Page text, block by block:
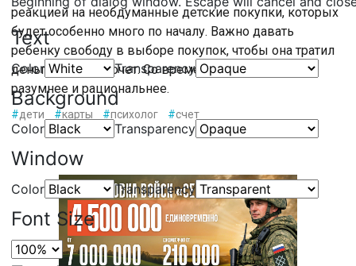
Text
Color Transparency
Background
Color Transparency
Window
Color Transparency
Font Size
реакцией на необдуманные детские покупки, которых
будет особенно много по началу. Важно давать
ребенку свободу в выборе покупок, чтобы она тратил
деньги так, как хочет. Со временем траты станут
разумнее и рациональнее.
#дети #карты #психолог #счет